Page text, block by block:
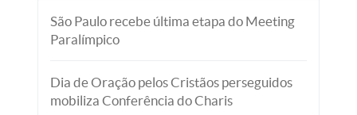
São Paulo recebe última etapa do Meeting
Paralímpico
Dia de Oração pelos Cristãos perseguidos
mobiliza Conferência do Charis